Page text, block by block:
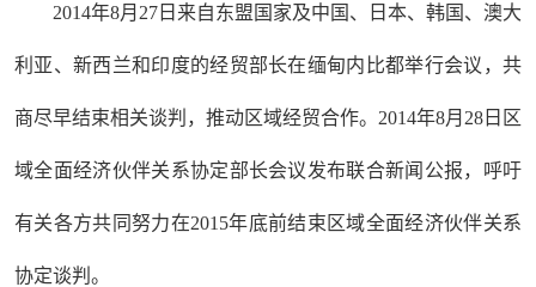
2014年8月27日来自东盟国家及中国、日本、韩国、澳大
利亚、新西兰和印度的经贸部长在缅甸内比都举行会议，共
商尽早结束相关谈判，推动区域经贸合作。2014年8月28日区
域全面经济伙伴关系协定部长会议发布联合新闻公报，呼吁
有关各方共同努力在2015年底前结束区域全面经济伙伴关系
协定谈判。